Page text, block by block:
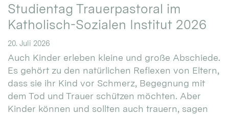
Studientag Trauerpastoral im
Katholisch-Sozialen Institut 2026
20. Juli 2026
Auch Kinder erleben kleine und große Abschiede.
Es gehört zu den natürlichen Reflexen von Eltern,
dass sie ihr Kind vor Schmerz, Begegnung mit
dem Tod und Trauer schützen möchten. Aber
Kinder können und sollten auch trauern, sagen